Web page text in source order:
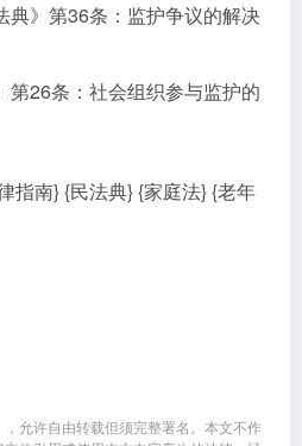
典》第36条：监护争议的解决
第26条：社会组织参与监护的
指南} {民法典} {家庭法} {老年
允许自由转载但须完整署名。本文不作